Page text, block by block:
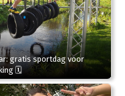
gratis sportdag voor
🗓